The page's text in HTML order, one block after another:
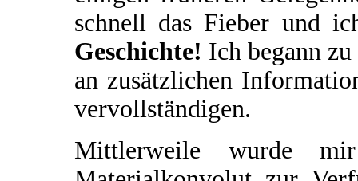
schnell das Fieber und
Geschichte! Ich begann
an zusätzlichen
vervollständigen.
Mittlerweile wurde